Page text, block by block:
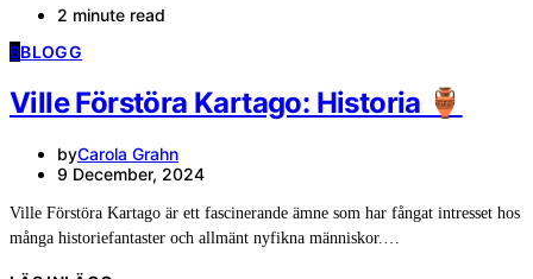
2 minute read
BBLOGG
Ville Förstöra Kartago: Historia 🏺
byCarola Grahn
9 December, 2024
Ville Förstöra Kartago är ett fascinerande ämne som har fångat intresset hos
många historiefantaster och allmänt nyfikna människor.…